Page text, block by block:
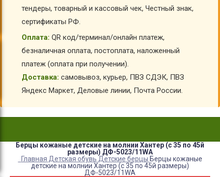
тендеры, товарный и кассовый чек, Честный знак,
сертификаты РФ.
Оплата: QR код/терминал/онлайн платеж,
безналичная оплата, постоплата, наложенный
платеж (оплата при получении).
Доставка: самовывоз, курьер, ПВЗ СДЭК, ПВЗ
Яндекс Маркет, Деловые линии, Почта России.
Берцы кожаные детские на молнии Хантер (с 35 по 45й
размеры) ДФ-5023/11WA
Главная Детская обувь Детские берцы Берцы кожаные
детские на молнии Хантер (с 35 по 45й размеры)
ДФ-5023/11WA